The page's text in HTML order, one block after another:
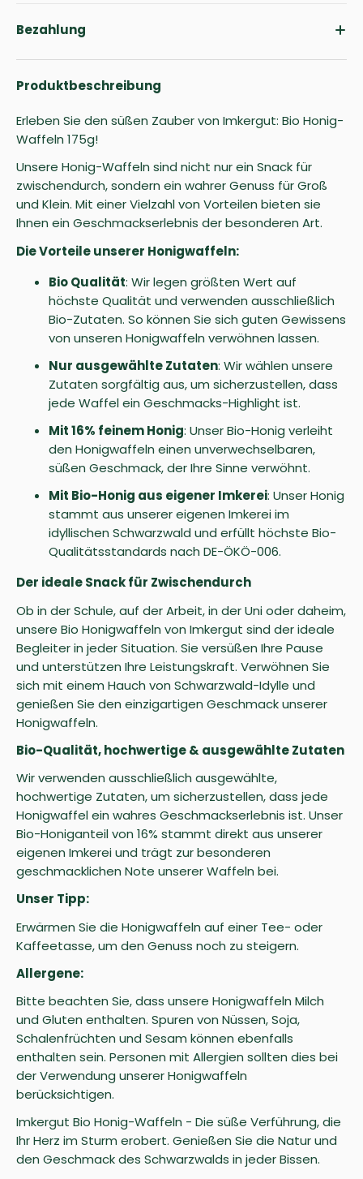
Bezahlung
Produktbeschreibung
Erleben Sie den süßen Zauber von Imkergut: Bio Honig-
Waffeln 175g!
Unsere Honig-Waffeln sind nicht nur ein Snack für
zwischendurch, sondern ein wahrer Genuss für Groß
und Klein. Mit einer Vielzahl von Vorteilen bieten sie
Ihnen ein Geschmackserlebnis der besonderen Art.
Die Vorteile unserer Honigwaffeln:
Bio Qualität: Wir legen größten Wert auf
höchste Qualität und verwenden ausschließlich
Bio-Zutaten. So können Sie sich guten Gewissens
von unseren Honigwaffeln verwöhnen lassen.
Nur ausgewählte Zutaten: Wir wählen unsere
Zutaten sorgfältig aus, um sicherzustellen, dass
jede Waffel ein Geschmacks-Highlight ist.
Mit 16% feinem Honig: Unser Bio-Honig verleiht
den Honigwaffeln einen unverwechselbaren,
süßen Geschmack, der Ihre Sinne verwöhnt.
Mit Bio-Honig aus eigener Imkerei: Unser Honig
stammt aus unserer eigenen Imkerei im
idyllischen Schwarzwald und erfüllt höchste Bio-
Qualitätsstandards nach DE-ÖKÖ-006.
Der ideale Snack für Zwischendurch
Ob in der Schule, auf der Arbeit, in der Uni oder daheim,
unsere Bio Honigwaffeln von Imkergut sind der ideale
Begleiter in jeder Situation. Sie versüßen Ihre Pause
und unterstützen Ihre Leistungskraft. Verwöhnen Sie
sich mit einem Hauch von Schwarzwald-Idylle und
genießen Sie den einzigartigen Geschmack unserer
Honigwaffeln.
Bio-Qualität, hochwertige & ausgewählte Zutaten
Wir verwenden ausschließlich ausgewählte,
hochwertige Zutaten, um sicherzustellen, dass jede
Honigwaffel ein wahres Geschmackserlebnis ist. Unser
Bio-Honiganteil von 16% stammt direkt aus unserer
eigenen Imkerei und trägt zur besonderen
geschmacklichen Note unserer Waffeln bei.
Unser Tipp:
Erwärmen Sie die Honigwaffeln auf einer Tee- oder
Kaffeetasse, um den Genuss noch zu steigern.
Allergene:
Bitte beachten Sie, dass unsere Honigwaffeln Milch
und Gluten enthalten. Spuren von Nüssen, Soja,
Schalenfrüchten und Sesam können ebenfalls
enthalten sein. Personen mit Allergien sollten dies bei
der Verwendung unserer Honigwaffeln
berücksichtigen.
Imkergut Bio Honig-Waffeln - Die süße Verführung, die
Ihr Herz im Sturm erobert. Genießen Sie die Natur und
den Geschmack des Schwarzwalds in jeder Bissen.